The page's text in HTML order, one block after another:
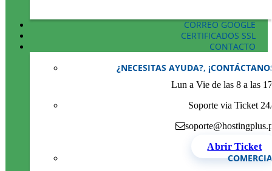
CORREO GOOGLE
CERTIFICADOS SSL
CONTACTO
¿NECESITAS AYUDA?,
Lun a Vie de las 8 a las
Soporte via Ticket
Abrir Ticket